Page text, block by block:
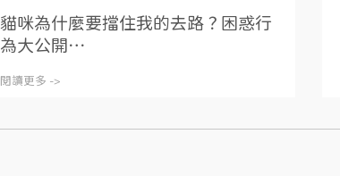
貓咪為什麼要擋住我的去路？困惑行
為大公開⋯
閱讀更多 ->